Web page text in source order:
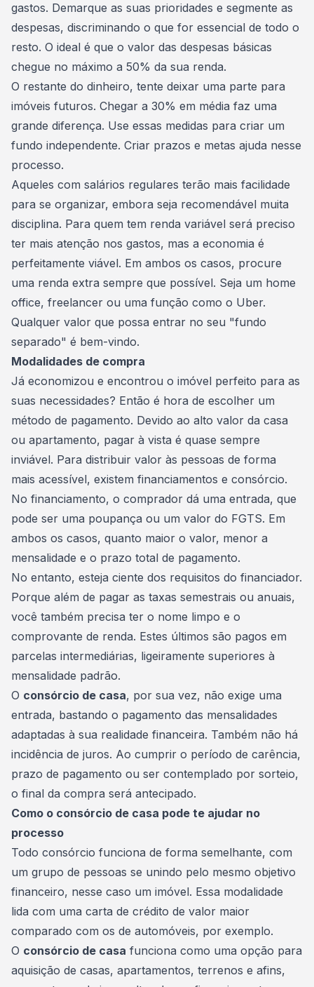
gastos. Demarque as suas prioridades e segmente as
despesas, discriminando o que for essencial de todo o
resto. O ideal é que o valor das despesas básicas
chegue no máximo a 50% da sua renda.
O restante do dinheiro, tente deixar uma parte para
imóveis futuros. Chegar a 30% em média faz uma
grande diferença. Use essas medidas para criar um
fundo independente. Criar prazos e metas ajuda nesse
processo.
Aqueles com salários regulares terão mais facilidade
para se organizar, embora seja recomendável muita
disciplina. Para quem tem renda variável será preciso
ter mais atenção nos gastos, mas a economia é
perfeitamente viável. Em ambos os casos, procure
uma renda extra sempre que possível. Seja um home
office, freelancer ou uma função como o Uber.
Qualquer valor que possa entrar no seu "fundo
separado" é bem-vindo.
Modalidades de compra
Já economizou e encontrou o imóvel perfeito para as
suas necessidades? Então é hora de escolher um
método de pagamento. Devido ao alto valor da casa
ou apartamento, pagar à vista é quase sempre
inviável. Para distribuir valor às pessoas de forma
mais acessível, existem financiamentos e consórcio.
No financiamento, o comprador dá uma entrada, que
pode ser uma poupança ou um valor do FGTS. Em
ambos os casos, quanto maior o valor, menor a
mensalidade e o prazo total de pagamento.
No entanto, esteja ciente dos requisitos do financiador.
Porque além de pagar as taxas semestrais ou anuais,
você também precisa ter o nome limpo e o
comprovante de renda. Estes últimos são pagos em
parcelas intermediárias, ligeiramente superiores à
mensalidade padrão.
O consórcio de casa, por sua vez, não exige uma
entrada, bastando o pagamento das mensalidades
adaptadas à sua realidade financeira. Também não há
incidência de juros. Ao cumprir o período de carência,
prazo de pagamento ou ser contemplado por sorteio,
o final da compra será antecipado.
Como o consórcio de casa pode te ajudar no
processo
Todo consórcio funciona de forma semelhante, com
um grupo de pessoas se unindo pelo mesmo objetivo
financeiro, nesse caso um imóvel. Essa modalidade
lida com uma carta de crédito de valor maior
comparado com os de automóveis, por exemplo.
O consórcio de casa funciona como uma opção para
aquisição de casas, apartamentos, terrenos e afins,